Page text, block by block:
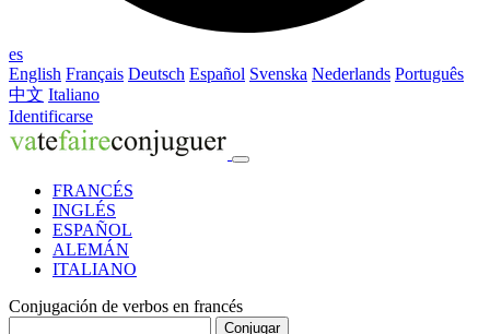
es
English Français Deutsch Español Svenska Nederlands Português
中文 Italiano
Identificarse
FRANCÉS
INGLÉS
ESPAÑOL
ALEMÁN
ITALIANO
Conjugación de verbos en francés